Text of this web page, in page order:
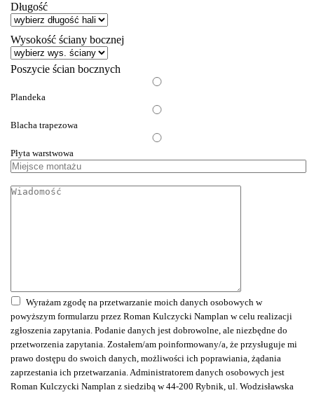
Długość
Wysokość ściany bocznej
Poszycie ścian bocznych
Plandeka
Blacha trapezowa
Płyta warstwowa
Miejsce
Wyrażam zgodę na przetwarzanie moich danych osobowych w
powyższym formularzu przez Roman Kulczycki Namplan w celu realizacji
zgłoszenia zapytania. Podanie danych jest dobrowolne, ale niezbędne do
przetworzenia zapytania. Zostałem/am poinformowany/a, że przysługuje mi
prawo dostępu do swoich danych, możliwości ich poprawiania, żądania
zaprzestania ich przetwarzania. Administratorem danych osobowych jest
Roman Kulczycki Namplan z siedzibą w 44-200 Rybnik, ul. Wodzisławska